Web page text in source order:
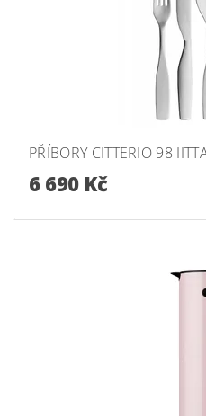
PŘÍBORY CITTERIO 98
6 690 Kč